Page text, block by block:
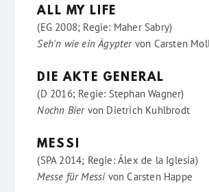
ALL MY LIFE
(EG 2008; Regie: Maher Sabry)
Seh'n wie ein Ägyptervon Carsten
DIE AKTE GENERAL
(D 2016; Regie: Stephan Wagner)
Nochn Biervon Dietrich Kuhlbrodt
MESSI
(SPA 2014; Regie: Álex de la Iglesia)
Messe für Messi vonCarsten Happe